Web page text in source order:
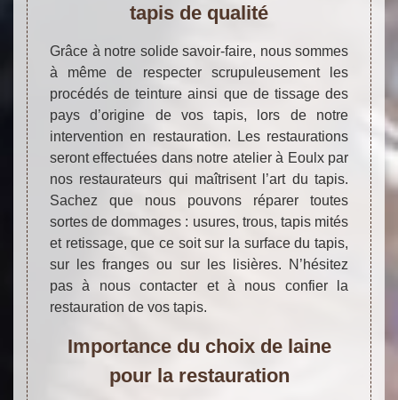
tapis de qualité
Grâce à notre solide savoir-faire, nous sommes
à même de respecter scrupuleusement les
procédés de teinture ainsi que de tissage des
pays d’origine de vos tapis, lors de notre
intervention en restauration. Les restaurations
seront effectuées dans notre atelier à Eoulx par
nos restaurateurs qui maîtrisent l’art du tapis.
Sachez que nous pouvons réparer toutes
sortes de dommages : usures, trous, tapis mités
et retissage, que ce soit sur la surface du tapis,
sur les franges ou sur les lisières. N’hésitez
pas à nous contacter et à nous confier la
restauration de vos tapis.
Importance du choix de laine
pour la restauration